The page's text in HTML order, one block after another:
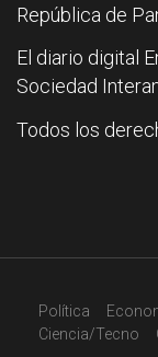
República de
El diario digital
Sociedad
Todos los
Política
Ciencia/Tecno